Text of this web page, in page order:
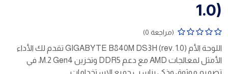
1.0)
(مراجعة 0)
اللوحة الأم GIGABYTE B840M DS3H (rev. 1.0) تقدم لك الأداء
الأمثل لمعالجات AMD مع دعم DDR5 وتخزين M.2 Gen4، في
تصميم موثوق وذكي يناسب جميع الاستخدامات.